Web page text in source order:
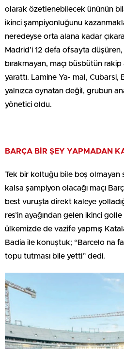
olarak özetlenebilecek ününün
ikinci şampiyonluğunu
neredeyse orta alana kadar
Madrid’i 12 defa ofsayta
bırakmayan, maçı büsbütün
yarattı. Lamine Ya- mal, Cubarsi,
yalnızca oynatan değil, grubun
yönetici oldu.
BARÇA BİR ŞEY YAPMADAN
Tek bir koltuğu bile boş olmayan
kalsa şampiyon olacağı maçı
best vuruşta direkt kaleye
res’in ayağından gelen ikinci
ülkemizde de vazife yapmış
Badia ile konuştuk; “Barcelo na
topu tutması bile yetti” dedi.